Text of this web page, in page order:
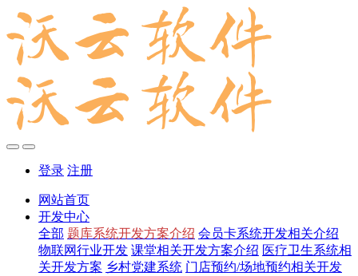
登录 注册
网站首页
开发中心
全部 题库系统开发方案介绍 会员卡系统开发相关介绍
物联网行业开发 课堂相关开发方案介绍 医疗卫生系统相
关开发方案 乡村党建系统 门店预约/场地预约相关开发